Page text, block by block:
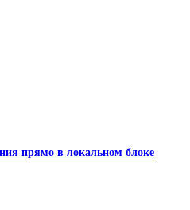
прямо в локальном блоке